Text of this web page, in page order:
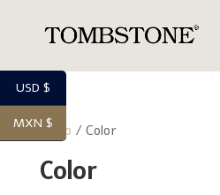
Inicio / Color
Color
USD $
MXN $